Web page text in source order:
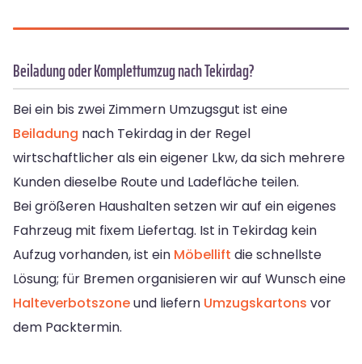
Beiladung oder Komplettumzug nach Tekirdag?
Bei ein bis zwei Zimmern Umzugsgut ist eine
Beiladung nach Tekirdag in der Regel
wirtschaftlicher als ein eigener Lkw, da sich mehrere
Kunden dieselbe Route und Ladefläche teilen.
Bei größeren Haushalten setzen wir auf ein eigenes
Fahrzeug mit fixem Liefertag. Ist in Tekirdag kein
Aufzug vorhanden, ist ein Möbellift die schnellste
Lösung; für Bremen organisieren wir auf Wunsch eine
Halteverbotszoneund liefern Umzugskartons vor
dem Packtermin.